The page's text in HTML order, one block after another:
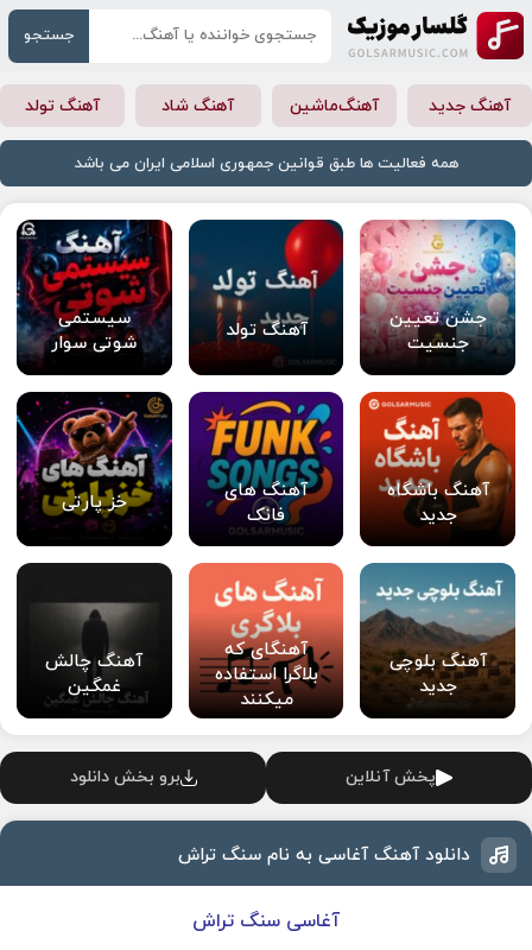
جستجو
آهنگ جدید آهنگ‌ماشین آهنگ شاد آهنگ تولد
همه فعالیت ها طبق قوانین جمهوری اسلامی ایران می باشد
جشن تعیین
جنسیت
آهنگ تولد
سیستمی
شوتی سوار
آهنگ باشگاه
جدید
آهنگ های
فانک
خز پارتی
آهنگ بلوچی
جدید
آهنگای که
بلاگرا استفاده
میکنند
آهنگ چالش
غمگین
پخش آنلاین برو بخش دانلود
دانلود آهنگ آغاسی به نام سنگ تراش
آغاسی سنگ تراش